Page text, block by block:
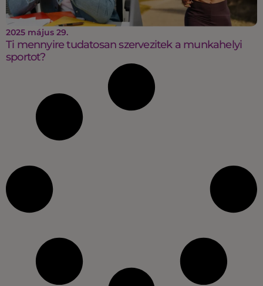
2025 május 29.
Ti mennyire tudatosan szervezitek a munkahelyi
sportot?